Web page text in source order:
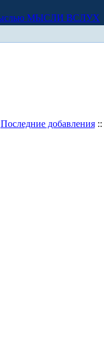
МЫСЛИ ВСЛУХ
Последние добавления::